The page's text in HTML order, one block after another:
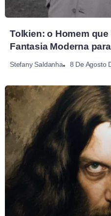
Tolkien: o Homem
Fantasia Moderna
Stefany Saldanha 8 De Agosto